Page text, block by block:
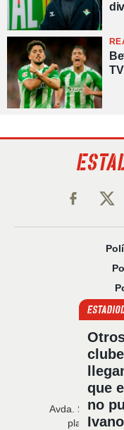
Avda. San
planta 5 ·
que
no